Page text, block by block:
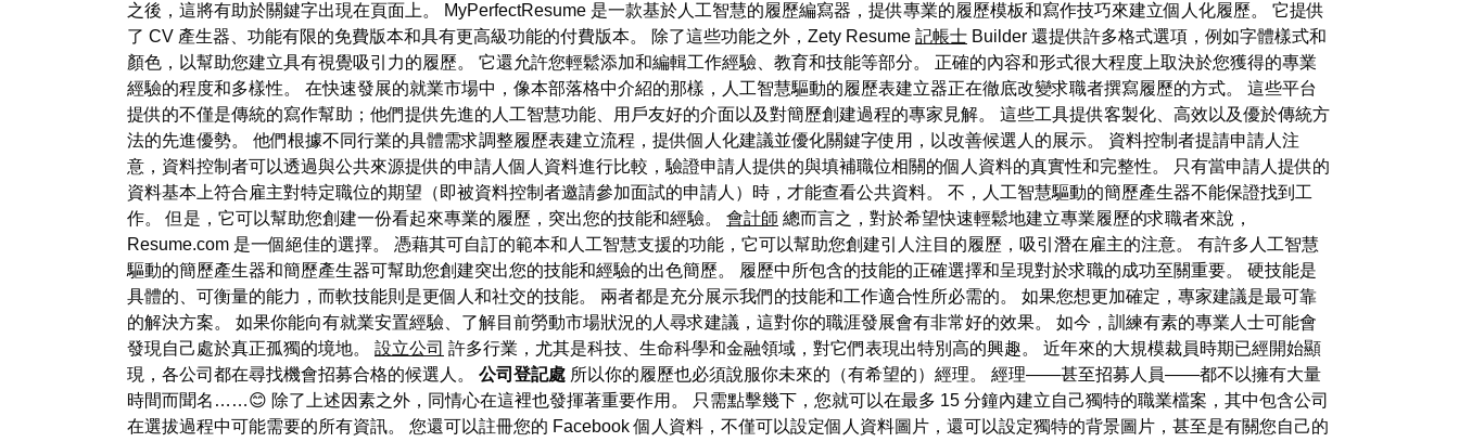
之後，這將有助於關鍵字出現在頁面上。 MyPerfectResume 是一款基於人工智慧的履歷編寫器，提供專業的履歷模板和寫作技巧來建立個人化履歷。 它提供
了 CV 產生器、功能有限的免費版本和具有更高級功能的付費版本。 除了這些功能之外，Zety Resume 記帳士 Builder 還提供許多格式選項，例如字體樣式和
顏色，以幫助您建立具有視覺吸引力的履歷。 它還允許您輕鬆添加和編輯工作經驗、教育和技能等部分。 正確的內容和形式很大程度上取決於您獲得的專業
經驗的程度和多樣性。 在快速發展的就業市場中，像本部落格中介紹的那樣，人工智慧驅動的履歷表建立器正在徹底改變求職者撰寫履歷的方式。 這些平台
提供的不僅是傳統的寫作幫助；他們提供先進的人工智慧功能、用戶友好的介面以及對簡歷創建過程的專家見解。 這些工具提供客製化、高效以及優於傳統方
法的先進優勢。 他們根據不同行業的具體需求調整履歷表建立流程，提供個人化建議並優化關鍵字使用，以改善候選人的展示。 資料控制者提請申請人注
意，資料控制者可以透過與公共來源提供的申請人個人資料進行比較，驗證申請人提供的與填補職位相關的個人資料的真實性和完整性。 只有當申請人提供的
資料基本上符合雇主對特定職位的期望（即被資料控制者邀請參加面試的申請人）時，才能查看公共資料。 不，人工智慧驅動的簡歷產生器不能保證找到工
作。 但是，它可以幫助您創建一份看起來專業的履歷，突出您的技能和經驗。 會計師 總而言之，對於希望快速輕鬆地建立專業履歷的求職者來說，
Resume.com 是一個絕佳的選擇。 憑藉其可自訂的範本和人工智慧支援的功能，它可以幫助您創建引人注目的履歷，吸引潛在雇主的注意。 有許多人工智慧
驅動的簡歷產生器和簡歷產生器可幫助您創建突出您的技能和經驗的出色簡歷。 履歷中所包含的技能的正確選擇和呈現對於求職的成功至關重要。 硬技能是
具體的、可衡量的能力，而軟技能則是更個人和社交的技能。 兩者都是充分展示我們的技能和工作適合性所必需的。 如果您想更加確定，專家建議是最可靠
的解決方案。 如果你能向有就業安置經驗、了解目前勞動市場狀況的人尋求建議，這對你的職涯發展會有非常好的效果。 如今，訓練有素的專業人士可能會
發現自己處於真正孤獨的境地。 設立公司 許多行業，尤其是科技、生命科學和金融領域，對它們表現出特別高的興趣。 近年來的大規模裁員時期已經開始顯
現，各公司都在尋找機會招募合格的候選人。 公司登記處 所以你的履歷也必須說服你未來的（有希望的）經理。 經理——甚至招募人員——都不以擁有大量
時間而聞名……😊 除了上述因素之外，同情心在這裡也發揮著重要作用。 只需點擊幾下，您就可以在最多 15 分鐘內建立自己獨特的職業檔案，其中包含公司
在選拔過程中可能需要的所有資訊。 您還可以註冊您的 Facebook 個人資料，不僅可以設定個人資料圖片，還可以設定獨特的背景圖片，甚至是有關您自己的